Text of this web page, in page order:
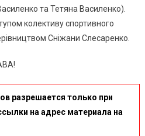
та Тетяна Василенко).
колективу спортивного
Сніжани Слесаренко.
разрешается только при
на адрес материала на